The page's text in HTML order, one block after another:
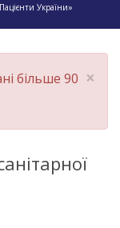
України»
×
більше 90